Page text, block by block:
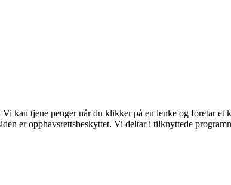
kan tjene penger når du klikker på en lenke og foretar et
er opphavsrettsbeskyttet. Vi deltar i tilknyttede